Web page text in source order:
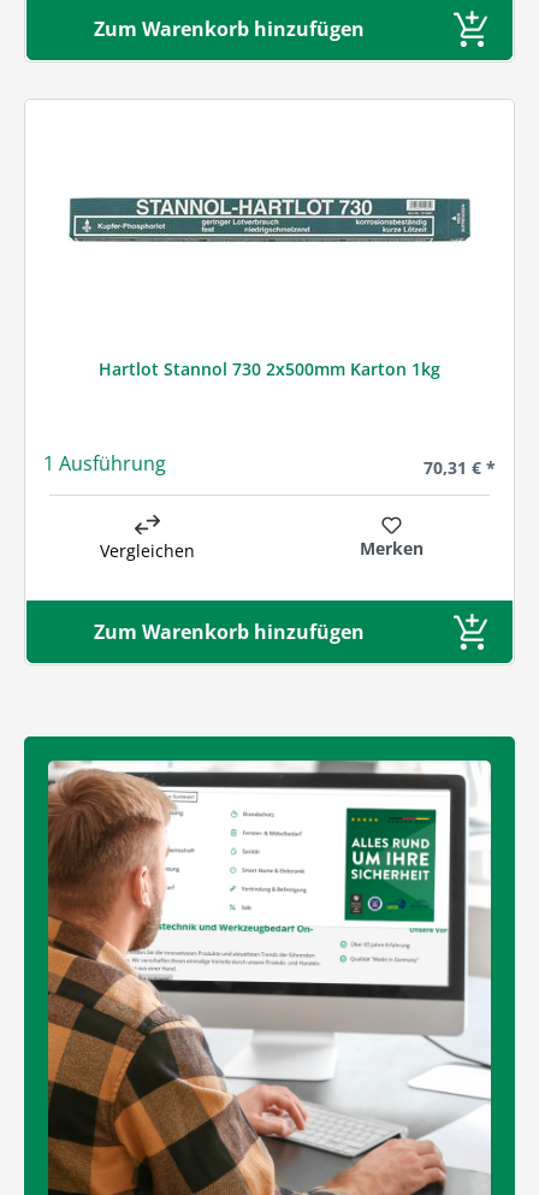
Zum Warenkorb hinzufügen
Hartlot Stannol 730 2x500mm Karton 1kg
1 Ausführung Regulärer
70,31 € *
Vergleichen Merken
Zum Warenkorb hinzufügen